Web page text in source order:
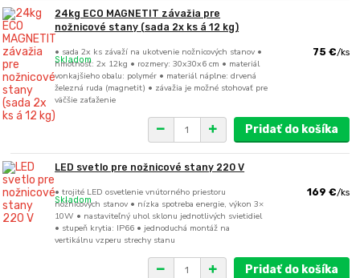
24kg ECO MAGNETIT závažia pre
nožnicové stany (sada 2x ks á 12 kg)
• sada 2x ks závaží na ukotvenie nožnicových stanov •
hmotnosť: 2x 12kg • rozmery: 30x30x6 cm • materiál
vonkajšieho obalu: polymér • materiál náplne: drvená
železná ruda (magnetit) • závažia je možné stohovať pre
väčšie zaťaženie
75 €/ks
Skladom
Pridať do košíka
LED svetlo pre nožnicové stany 220 V
• trojité LED osvetlenie vnútorného priestoru
nožnicových stanov • nízka spotreba energie, výkon 3×
10W • nastaviteľný uhol sklonu jednotlivých svietidiel
• stupeň krytia: IP66 • jednoduchá montáž na
vertikálnu vzperu strechy stanu
169 €/ks
Skladom
Pridať do košíka